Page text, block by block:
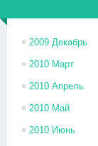
2009 Декабрь
2010 Март
2010 Апрель
2010 Май
2010 Июнь